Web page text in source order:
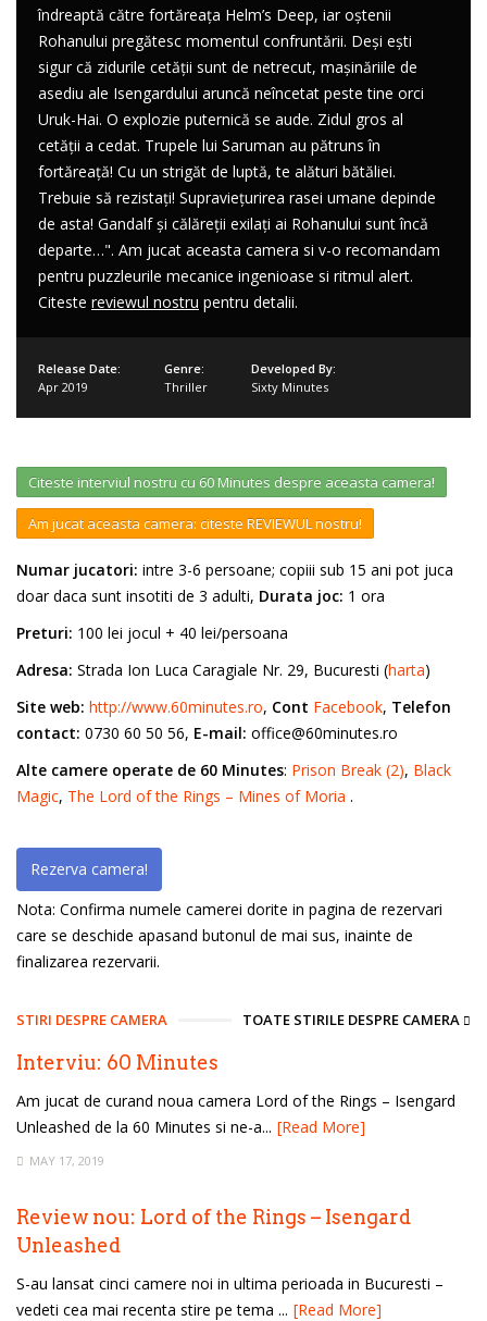
îndreaptă către fortăreața Helm’s Deep, iar oștenii
Rohanului pregătesc momentul confruntării. Deși ești
sigur că zidurile cetății sunt de netrecut, mașinăriile de
asediu ale Isengardului aruncă neîncetat peste tine orci
Uruk-Hai. O explozie puternică se aude. Zidul gros al
cetății a cedat. Trupele lui Saruman au pătruns în
fortăreață! Cu un strigăt de luptă, te alături bătăliei.
Trebuie să rezistați! Supraviețurirea rasei umane depinde
de asta! Gandalf și călăreții exilați ai Rohanului sunt încă
departe…". Am jucat aceasta camera si v-o recomandam
pentru puzzleurile mecanice ingenioase si ritmul alert.
Citeste reviewul nostru pentru detalii.
Release Date:
Apr 2019
Genre:
Thriller
Developed By:
Sixty Minutes
Citeste interviul nostru cu 60 Minutes despre aceasta camera!
Am jucat aceasta camera: citeste REVIEWUL nostru!
Numar jucatori: intre 3-6 persoane; copiii sub 15 ani pot juca
doar daca sunt insotiti de 3 adulti, Durata joc: 1 ora
Preturi: 100 lei jocul + 40 lei/persoana
Adresa: Strada Ion Luca Caragiale Nr. 29, Bucuresti (harta)
Site web: http://www.60minutes.ro, Cont Facebook, Telefon
contact: 0730 60 50 56, E-mail: office@60minutes.ro
Alte camere operate de 60 Minutes: Prison Break (2), Black
Magic, The Lord of the Rings – Mines of Moria .
Rezerva camera!
Nota: Confirma numele camerei dorite in pagina de rezervari
care se deschide apasand butonul de mai sus, inainte de
finalizarea rezervarii.
STIRI DESPRE CAMERA TOATE STIRILE DESPRE CAMERA
Interviu: 60 Minutes
Am jucat de curand noua camera Lord of the Rings – Isengard
Unleashed de la 60 Minutes si ne-a... [Read More]
MAY 17, 2019
Review nou: Lord of the Rings – Isengard
Unleashed
S-au lansat cinci camere noi in ultima perioada in Bucuresti –
vedeti cea mai recenta stire pe tema ... [Read More]